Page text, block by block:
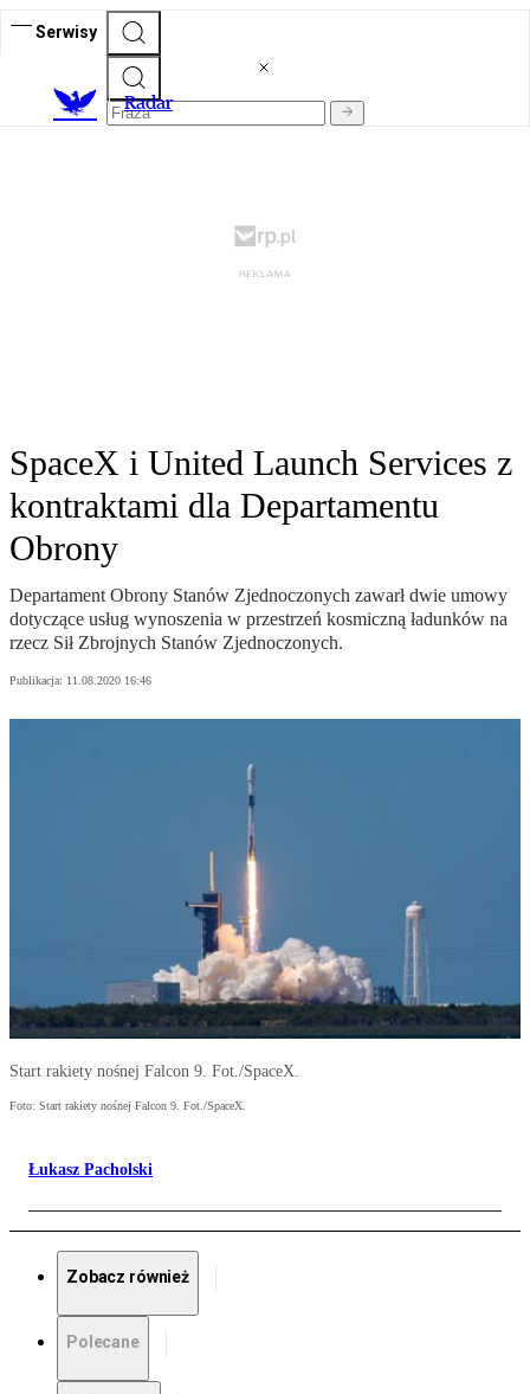
Serwisy
Radar
SpaceX i United Launch Services z
kontraktami dla Departamentu
Obrony
Departament Obrony Stanów Zjednoczonych zawarł dwie umowy
dotyczące usług wynoszenia w przestrzeń kosmiczną ładunków na
rzecz Sił Zbrojnych Stanów Zjednoczonych.
Publikacja: 11.08.2020 16:46
Start rakiety nośnej Falcon 9. Fot./SpaceX.
Foto: Start rakiety nośnej Falcon 9. Fot./SpaceX.
Łukasz Pacholski
Zobacz również
Polecane